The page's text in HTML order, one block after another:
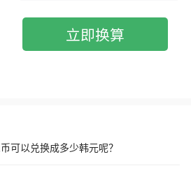
立即换算
可以兑换成多少韩元呢？